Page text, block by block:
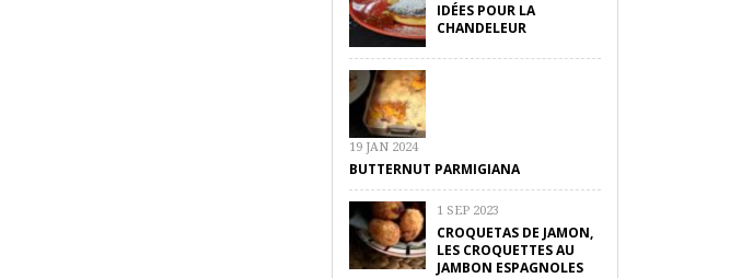
IDÉES POUR LA
CHANDELEUR
19 JAN 2024
BUTTERNUT PARMIGIANA
1 SEP 2023
CROQUETAS DE JAMON,
LES CROQUETTES AU
JAMBON ESPAGNOLES